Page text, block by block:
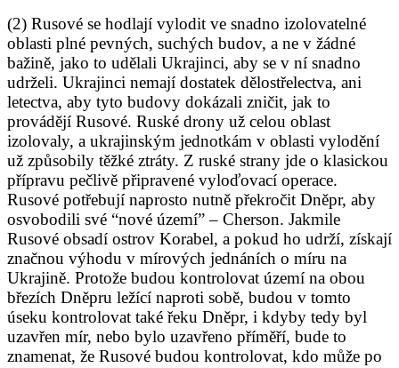
(2) Rusové se hodlají vylodit ve snadno izolovatelné
oblasti plné pevných, suchých budov, a ne v žádné
bažině, jako to udělali Ukrajinci, aby se v ní snadno
udrželi. Ukrajinci nemají dostatek dělostřelectva, ani
letectva, aby tyto budovy dokázali zničit, jak to
provádějí Rusové. Ruské drony už celou oblast
izolovaly, a ukrajinským jednotkám v oblasti vylodění
už způsobily těžké ztráty. Z ruské strany jde o klasickou
přípravu pečlivě připravené vyloďovací operace.
Rusové potřebují naprosto nutně překročit Dněpr, aby
osvobodili své “nové území” – Cherson. Jakmile
Rusové obsadí ostrov Korabel, a pokud ho udrží, získají
značnou výhodu v mírových jednáních o míru na
Ukrajině. Protože budou kontrolovat území na obou
březích Dněpru ležící naproti sobě, budou v tomto
úseku kontrolovat také řeku Dněpr, i kdyby tedy byl
uzavřen mír, nebo bylo uzavřeno příměří, bude to
znamenat, že Rusové budou kontrolovat, kdo může po